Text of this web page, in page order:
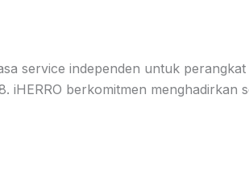
service independen untuk
iHERRO berkomitmen